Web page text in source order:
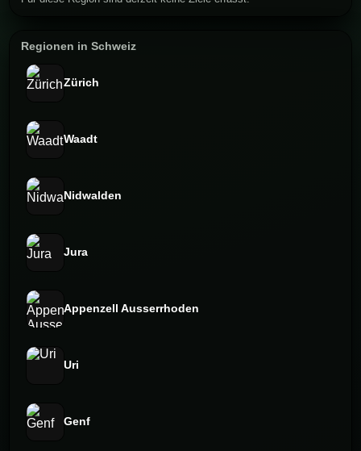
Regionen in Schweiz
Zürich
Waadt
Nidwalden
Jura
Appenzell Ausserrhoden
Uri
Genf